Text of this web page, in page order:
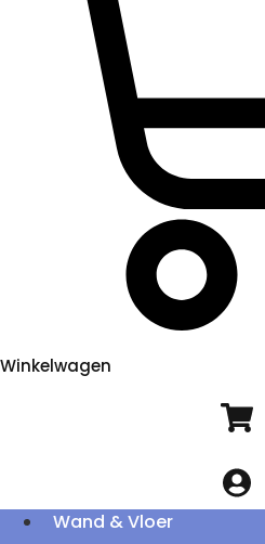
Winkelwagen
Wand & Vloer